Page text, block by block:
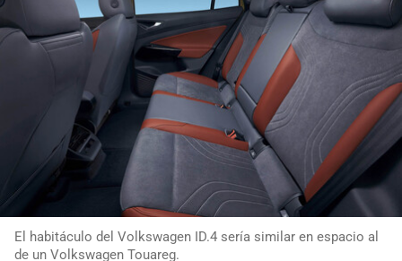
El habitáculo del Volkswagen ID.4 sería similar en espacio al
de un Volkswagen Touareg.